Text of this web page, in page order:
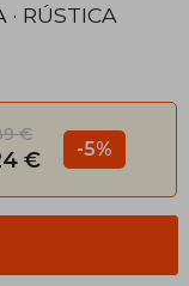
· RÚSTICA
€
€ -5%